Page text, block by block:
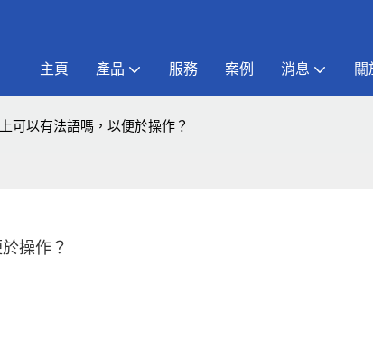
主頁 產品 服務 案例 消息 關
可以有法語嗎，以便於操作？
操作？